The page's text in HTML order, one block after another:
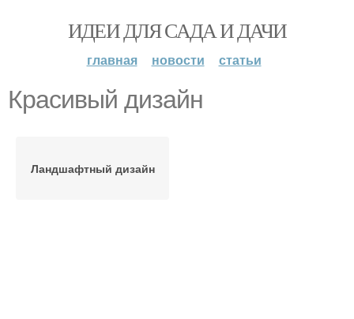
ИДЕИ ДЛЯ САДА И ДАЧИ
главная новости статьи
Красивый дизайн
Ландшафтный дизайн